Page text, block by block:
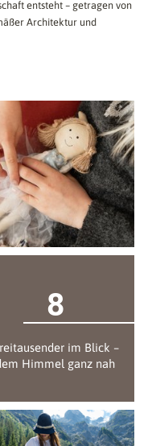
entsteht – getragen von
Architektur und
8
im Blick –
Himmel ganz nah